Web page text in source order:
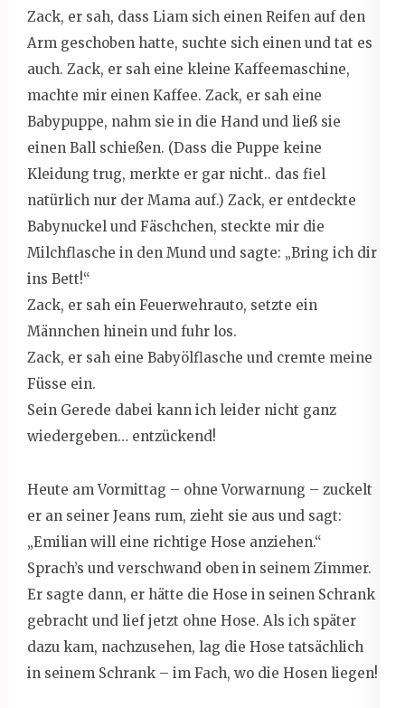
Zack, er sah, dass Liam sich einen Reifen auf den
Arm geschoben hatte, suchte sich einen und tat es
auch. Zack, er sah eine kleine Kaffeemaschine,
machte mir einen Kaffee. Zack, er sah eine
Babypuppe, nahm sie in die Hand und ließ sie
einen Ball schießen. (Dass die Puppe keine
Kleidung trug, merkte er gar nicht.. das fiel
natürlich nur der Mama auf.) Zack, er entdeckte
Babynuckel und Fäschchen, steckte mir die
Milchflasche in den Mund und sagte: „Bring ich dir
ins Bett!“
Zack, er sah ein Feuerwehrauto, setzte ein
Männchen hinein und fuhr los.
Zack, er sah eine Babyölflasche und cremte meine
Füsse ein.
Sein Gerede dabei kann ich leider nicht ganz
wiedergeben… entzückend!
Heute am Vormittag – ohne Vorwarnung – zuckelt
er an seiner Jeans rum, zieht sie aus und sagt:
„Emilian will eine richtige Hose anziehen.“
Sprach’s und verschwand oben in seinem Zimmer.
Er sagte dann, er hätte die Hose in seinen Schrank
gebracht und lief jetzt ohne Hose. Als ich später
dazu kam, nachzusehen, lag die Hose tatsächlich
in seinem Schrank – im Fach, wo die Hosen liegen!